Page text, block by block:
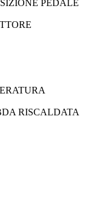
PEDALE
RISCALDATA